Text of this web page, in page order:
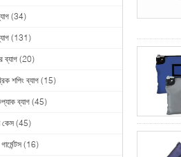
(34)
(131)
ব্যাগ (20)
শপিং ব্যাগ (15)
ব্যাগ (45)
কেস (45)
(16)